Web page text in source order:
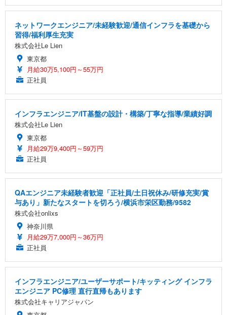
ネットワークエンジニア/未経験歓迎/通信インフラを基礎から
習得/福利厚生充実
株式会社Le Lien
東京都
月給30万5,100円～55万円
正社員
インフラエンジニア/IT基盤の設計・構築/丁寧な指導/業績好調
株式会社Le Lien
東京都
月給29万9,400円～59万円
正社員
QAエンジニア未経験者歓迎「正社員/土日祝休み/研修充実/賞
与あり」新たなスタートを切ろう/横浜市栄区勤務/9582
株式会社onlixs
神奈川県
月給29万7,000円～36万円
正社員
インフラエンジニア/ユーザーサポート/キッティング インフラ
エンジニア PC修理 直行直帰もあります
株式会社キャリアジャパン